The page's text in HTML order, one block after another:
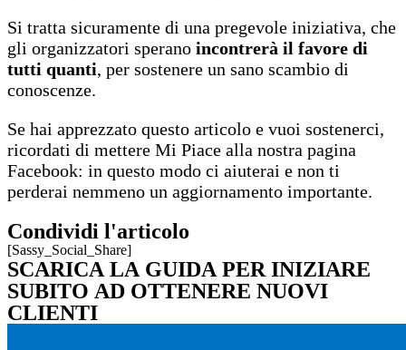
Si tratta sicuramente di una pregevole iniziativa, che
gli organizzatori sperano incontrerà il favore di
tutti quanti, per sostenere un sano scambio di
conoscenze.
Se hai apprezzato questo articolo e vuoi sostenerci,
ricordati di mettere Mi Piace alla nostra pagina
Facebook: in questo modo ci aiuterai e non ti
perderai nemmeno un aggiornamento importante.
Condividi l'articolo
[Sassy_Social_Share]
SCARICA LA GUIDA PER INIZIARE
SUBITO AD OTTENERE NUOVI
CLIENTI